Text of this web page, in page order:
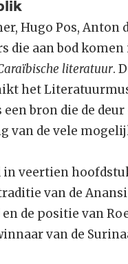
Hugo Pos, Anton
die aan bod
literatuur.
het
bron die de
van de vele
in veertien
van de
de positie van
van de